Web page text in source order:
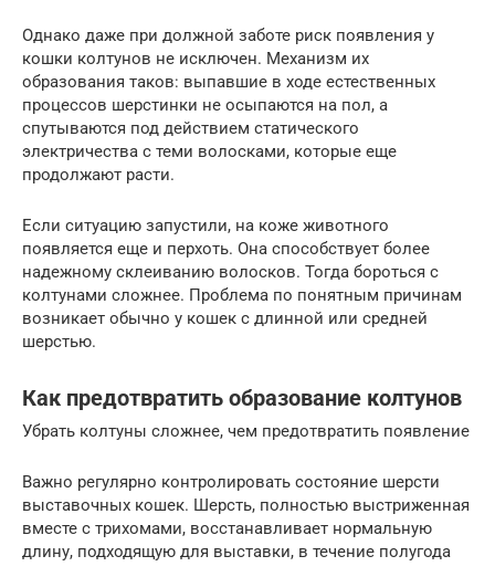
Однако даже при должной заботе риск появления у
кошки колтунов не исключен. Механизм их
образования таков: выпавшие в ходе естественных
процессов шерстинки не осыпаются на пол, а
спутываются под действием статического
электричества с теми волосками, которые еще
продолжают расти.
Если ситуацию запустили, на коже животного
появляется еще и перхоть. Она способствует более
надежному склеиванию волосков. Тогда бороться с
колтунами сложнее. Проблема по понятным причинам
возникает обычно у кошек с длинной или средней
шерстью.
Как предотвратить образование колтунов
Убрать колтуны сложнее, чем предотвратить появление
Важно регулярно контролировать состояние шерсти
выставочных кошек. Шерсть, полностью выстриженная
вместе с трихомами, восстанавливает нормальную
длину, подходящую для выставки, в течение полугода